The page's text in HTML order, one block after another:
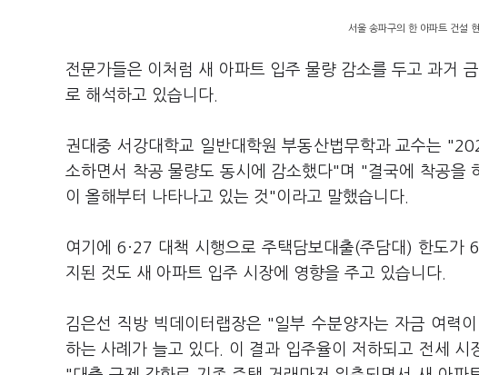
서울 송파구의 한 아파트 건설
전문가들은 이처럼 새 아파트 입주 물량 감소를 두고 과거
로 해석하고 있습니다.
권대중 서강대학교 일반대학원 부동산법무학과 교수는
소하면서 착공 물량도 동시에 감소했다"며 "결국에 착공을
이 올해부터 나타나고 있는 것"이라고 말했습니다.
여기에 6·27 대책 시행으로 주택담보대출(주담대) 한도가
지된 것도 새 아파트 입주 시장에 영향을 주고 있습니다.
김은선 직방 빅데이터랩장은 "일부 수분양자는 자금 여력
하는 사례가 늘고 있다. 이 결과 입주율이 저하되고 전세